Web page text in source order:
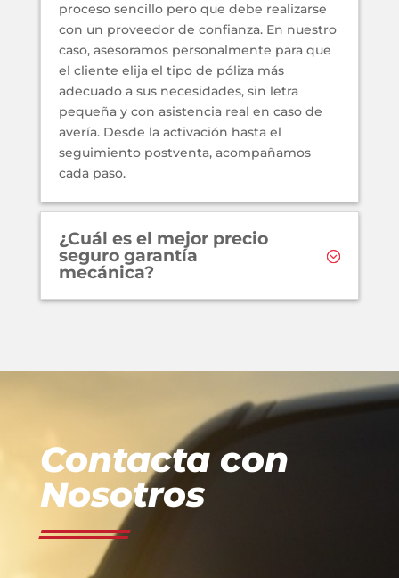
proceso sencillo pero que debe realizarse
con un proveedor de confianza. En nuestro
caso, asesoramos personalmente para que
el cliente elija el tipo de póliza más
adecuado a sus necesidades, sin letra
pequeña y con asistencia real en caso de
avería. Desde la activación hasta el
seguimiento postventa, acompañamos
cada paso.
¿Cuál es el mejor precio
seguro garantía
mecánica?
Contacta con
Nosotros